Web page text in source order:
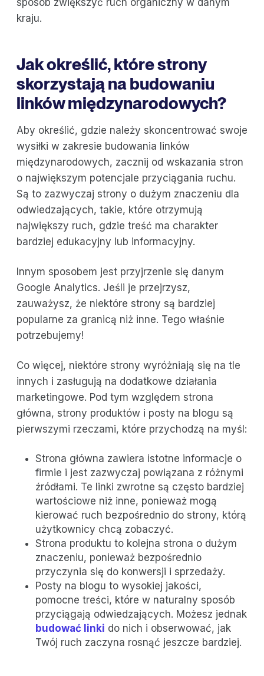
kraju.
Jak określić, które strony
skorzystają na budowaniu
linków międzynarodowych?
Aby określić, gdzie należy skoncentrować swoje
wysiłki w zakresie budowania linków
międzynarodowych, zacznij od wskazania stron
o największym potencjale przyciągania ruchu.
Są to zazwyczaj strony o dużym znaczeniu dla
odwiedzających, takie, które otrzymują
największy ruch, gdzie treść ma charakter
bardziej edukacyjny lub informacyjny.
Innym sposobem jest przyjrzenie się danym
Google Analytics. Jeśli je przejrzysz,
zauważysz, że niektóre strony są bardziej
popularne za granicą niż inne. Tego właśnie
potrzebujemy!
Co więcej, niektóre strony wyróżniają się na tle
innych i zasługują na dodatkowe działania
marketingowe. Pod tym względem strona
główna, strony produktów i posty na blogu są
pierwszymi rzeczami, które przychodzą na myśl:
Strona główna zawiera istotne informacje o
firmie i jest zazwyczaj powiązana z różnymi
źródłami. Te linki zwrotne są często bardziej
wartościowe niż inne, ponieważ mogą
kierować ruch bezpośrednio do strony, którą
użytkownicy chcą zobaczyć.
Strona produktu to kolejna strona o dużym
znaczeniu, ponieważ bezpośrednio
przyczynia się do konwersji i sprzedaży.
Posty na blogu to wysokiej jakości,
pomocne treści, które w naturalny sposób
przyciągają odwiedzających. Możesz jednak
budować linki do nich i obserwować, jak
Twój ruch zaczyna rosnąć jeszcze bardziej.